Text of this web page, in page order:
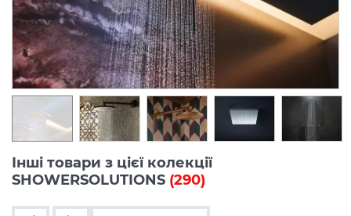
Інші товари з цієї колекції
SHOWERSOLUTIONS (290)